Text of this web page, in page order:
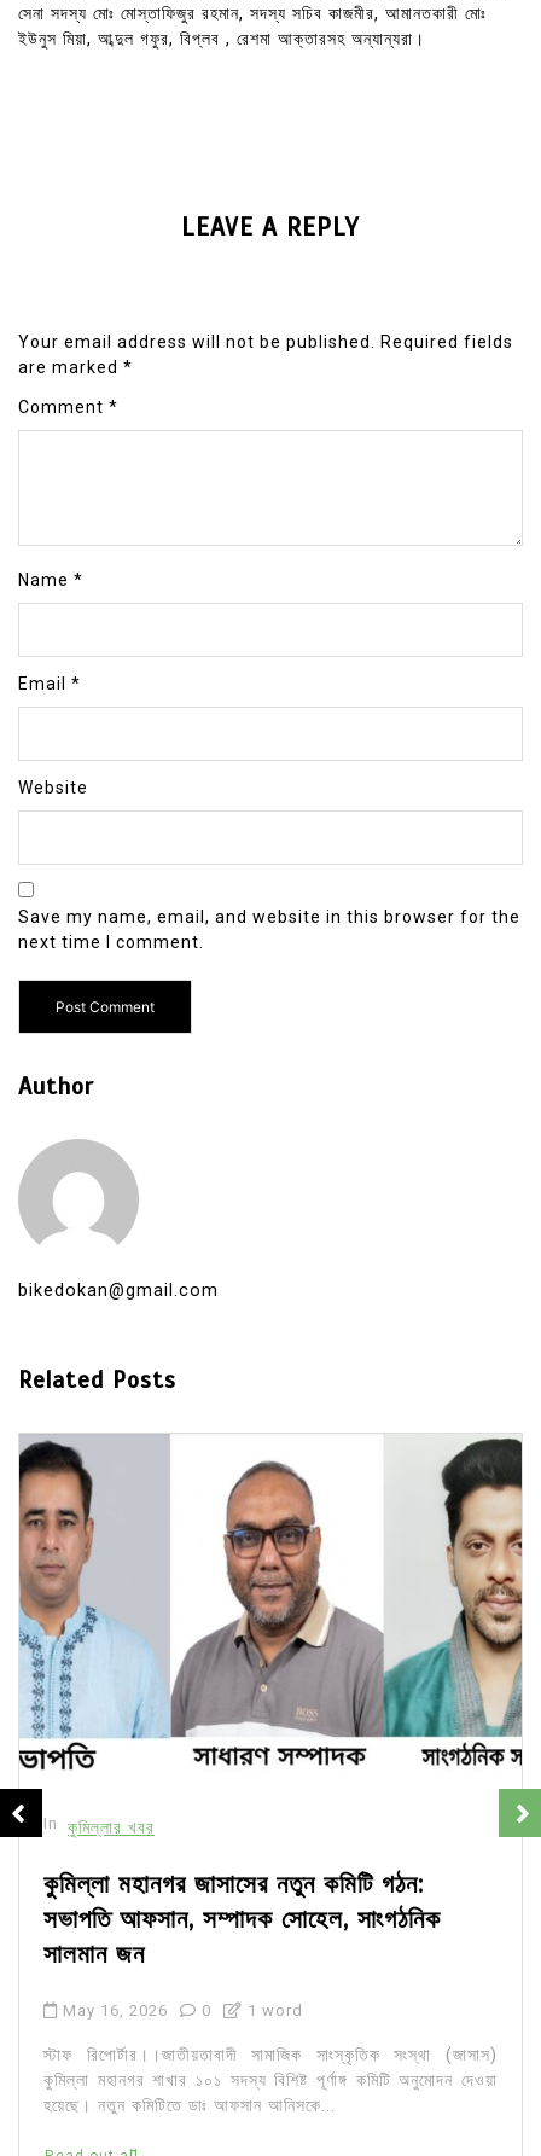
সেনা সদস্য মোঃ মোস্তাফিজুর রহমান, সদস্য সচিব কাজমীর, আমানতকারী মোঃ
ইউনুস মিয়া, আব্দুল গফুর, বিপ্লব , রেশমা আক্তারসহ অন্যান্যরা।
LEAVE A REPLY
Your email address will not be published.
Required fields
are marked *
Comment *
Name *
Email *
Website
Save my name, email, and website in this browser for the
next time I comment.
Author
bikedokan@gmail.com
Related Posts
In কুমিল্লার খবর
কুমিল্লা মহানগর জাসাসের নতুন কমিটি গঠন:
সভাপতি আফসান, সম্পাদক সোহেল, সাংগঠনিক
সালমান জন
May 16, 2026 0 1 word
স্টাফ রিপোর্টার।।জাতীয়তাবাদী সামাজিক সাংস্কৃতিক সংস্থা (জাসাস)
কুমিল্লা মহানগর শাখার ১০১ সদস্য বিশিষ্ট পূর্ণাঙ্গ কমিটি অনুমোদন দেওয়া
হয়েছে। নতুন কমিটিতে ডাঃ আফসান আনিসকে...